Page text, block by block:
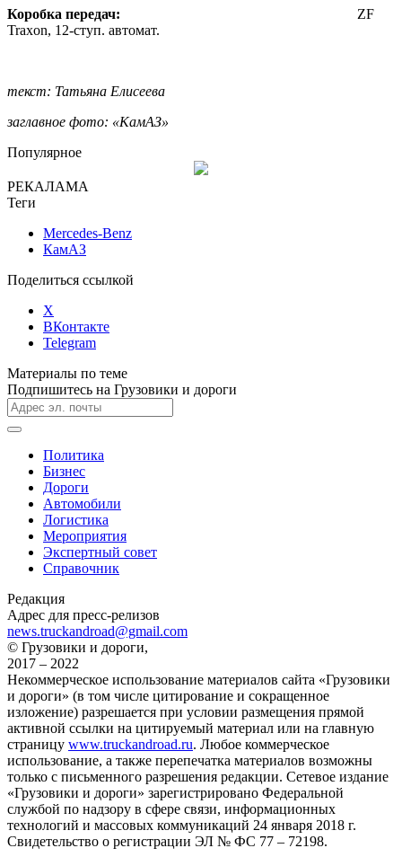
Коробка передач:
ZF
Traxon, 12-ступ. автомат.
текст: Татьяна Елисеева
заглавное фото: «КамАЗ»
Популярное
РЕКАЛАМА
Теги
Mercedes-Benz
КамАЗ
Поделиться ссылкой
X
ВКонтакте
Telegram
Материалы по теме
Подпишитесь на Грузовики и дороги
Политика
Бизнес
Дороги
Автомобили
Логистика
Мероприятия
Экспертный совет
Справочник
Редакция
Адрес для пресс-релизов
news.truckandroad@gmail.com
© Грузовики и дороги,
2017 – 2022
Некоммерческое использование материалов сайта «Грузовики
и дороги» (в том числе цитирование и сокращенное
изложение) разрешается при условии размещения прямой
активной ссылки на цитируемый материал или на главную
страницу www.truckandroad.ru. Любое коммерческое
использование, а также перепечатка материалов возможны
только с письменного разрешения редакции. Сетевое издание
«Грузовики и дороги» зарегистрировано Федеральной
службой по надзору в сфере связи, информационных
технологий и массовых коммуникаций 24 января 2018 г.
Свидетельство о регистрации ЭЛ № ФС 77 – 72198.